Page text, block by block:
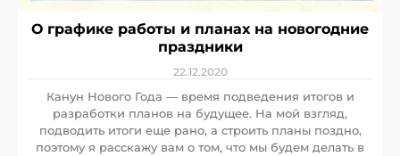
О графике работы и планах на новогодние
праздники
22.12.2020
Канун Нового Года — время подведения итогов и
разработки планов на будущее. На мой взгляд,
подводить итоги еще рано, а строить планы поздно,
поэтому я расскажу вам о том, что мы будем делать в